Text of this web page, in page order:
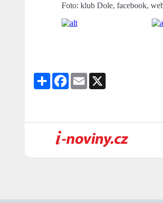
Foto: klub Dole, facebook,
Share Facebook
Email